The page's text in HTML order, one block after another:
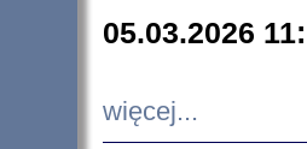
05.03.2026
więcej...